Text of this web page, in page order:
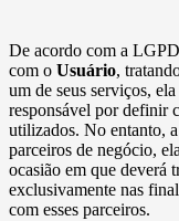
De acordo com a
com o Usuário,
um de seus serviços,
responsável por definir
utilizados. No entanto,
parceiros de negócio,
ocasião em que deverá
exclusivamente nas
com esses parceiros.